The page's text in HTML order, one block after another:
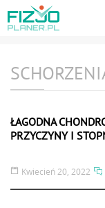
ŁAGODNA
PRZYCZYNY I
Kwiecień 20, 2022